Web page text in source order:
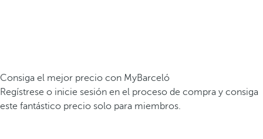
Consiga el mejor precio con MyBarceló
Regístrese o inicie sesión en el proceso de compra y consiga
este fantástico precio solo para miembros.